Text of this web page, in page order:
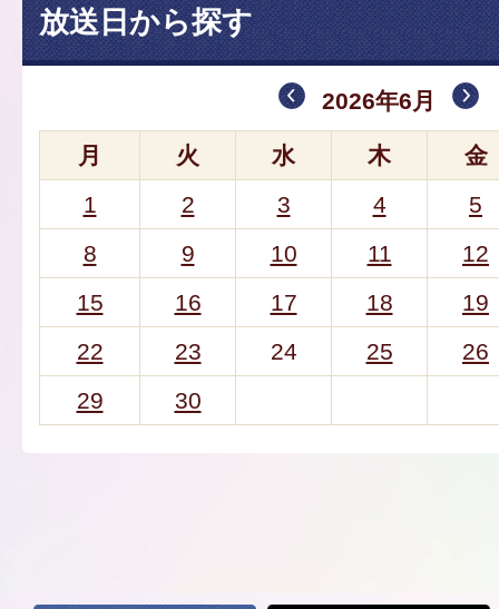
放送日から探す
2026年6月
月 火 水 木
金
1
2 3 4
5
8
9 10 11
12
15
16 17 18
19
22
23 24 25
26
29
30